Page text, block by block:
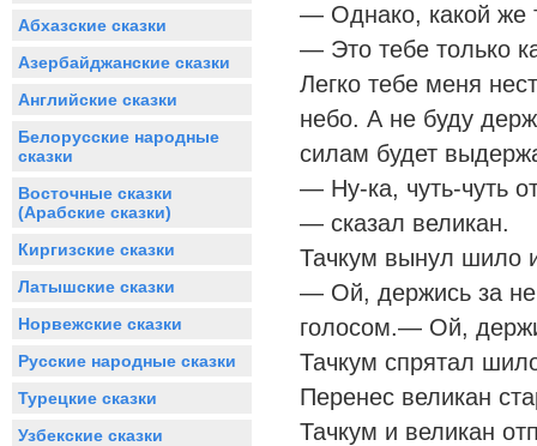
Абхазские сказки
Азербайджанские сказки
Английские сказки
Белорусские народные
сказки
Восточные сказки
(Арабские сказки)
Киргизские сказки
Латышские сказки
Норвежские сказки
Русские народные сказки
Турецкие сказки
Узбекские сказки
— Однако, какой же
— Это тебе только
Легко тебе меня
небо. А не буду
силам будет
— Ну-ка, чуть-чуть
— сказал великан.
Тачкум вынул шило
— Ой, держись за
голосом.— Ой,
Тачкум спрятал
Перенес великан
Тачкум и великан